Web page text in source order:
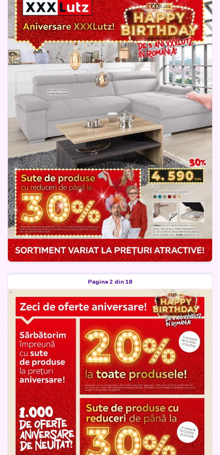
Pagina 2 din 18